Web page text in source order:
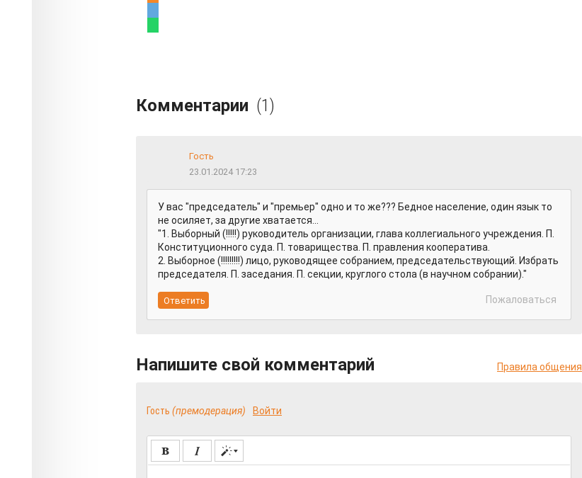
Комментарии (1)
Гость
23.01.2024 17:23
У вас "председатель" и "премьер" одно и то же??? Бедное население, один язык то
не осиляет, за другие хватается...
"1. Выборный (!!!!!) руководитель организации, глава коллегиального учреждения. П.
Конституционного суда. П. товарищества. П. правления кооператива.
2. Выборное (!!!!!!!!!) лицо, руководящее собранием, председательствующий. Избрать
председателя. П. заседания. П. секции, круглого стола (в научном собрании)."
Пожаловаться
Напишите свой комментарий Правила общения
Гость (премодерация) Войти